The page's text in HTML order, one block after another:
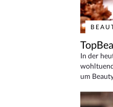
In der
um